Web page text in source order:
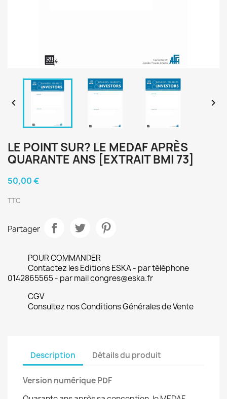
 
LE POINT SUR? LE MEDAF APRÈS
QUARANTE ANS [EXTRAIT BMI 73]
50,00 €
TTC
Partager
POUR COMMANDER
Contactez les Editions ESKA - par téléphone
0142865565 - par mail congres@eska.fr
CGV
Consultez nos Conditions Générales de Vente
Description Détails du produit
Version numérique PDF